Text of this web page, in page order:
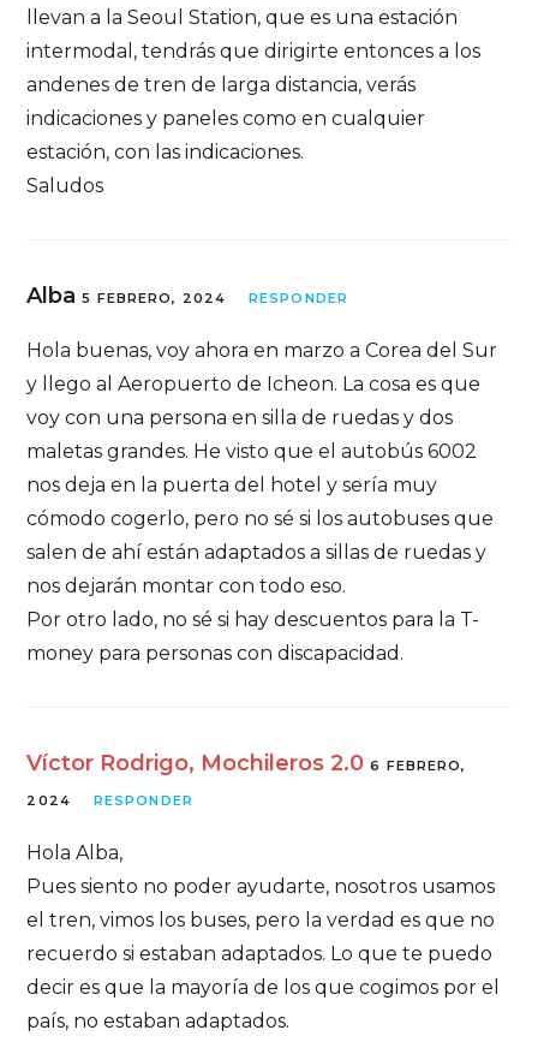
llevan a la Seoul Station, que es una estación
intermodal, tendrás que dirigirte entonces a los
andenes de tren de larga distancia, verás
indicaciones y paneles como en cualquier
estación, con las indicaciones.
Saludos
Alba5 FEBRERO, 2024 RESPONDER
Hola buenas, voy ahora en marzo a Corea del Sur
y llego al Aeropuerto de Icheon. La cosa es que
voy con una persona en silla de ruedas y dos
maletas grandes. He visto que el autobús 6002
nos deja en la puerta del hotel y sería muy
cómodo cogerlo, pero no sé si los autobuses que
salen de ahí están adaptados a sillas de ruedas y
nos dejarán montar con todo eso.
Por otro lado, no sé si hay descuentos para la T-
money para personas con discapacidad.
Víctor Rodrigo, Mochileros 2.0 6 FEBRERO,
2024 RESPONDER
Hola Alba,
Pues siento no poder ayudarte, nosotros usamos
el tren, vimos los buses, pero la verdad es que no
recuerdo si estaban adaptados. Lo que te puedo
decir es que la mayoría de los que cogimos por el
país, no estaban adaptados.